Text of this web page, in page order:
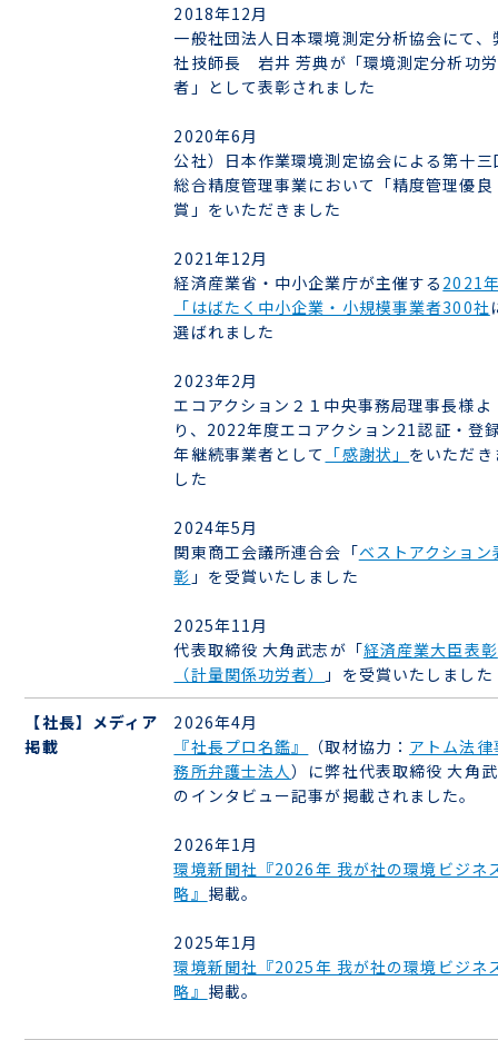
2018年12月
一般社団法人日本環境測定分析協会にて、
社技師長 岩井 芳典が「環境測定分析功労
者」として表彰されました
2020年6月
公社）日本作業環境測定協会による第十三
総合精度管理事業において「精度管理優良
賞」をいただきました
2021年12月
経済産業省・中小企業庁が主催する 2021
「はばたく中小企業・小規模事業者300社
選ばれました
2023年2月
エコアクション２１中央事務局理事長様よ
り、2022年度エコアクション21認証・登
年継続事業者として 「感謝状」 をいただき
した
2024年5月
関東商工会議所連合会「ベストアクション
彰 」を受賞いたしました
2025年11月
代表取締役 大角武志が「経済産業大臣表彰
（計量関係功労者）
」を受賞いたしました
【社長】メディア
掲載
2026年4月
『社長プロ名鑑』
（取材協力： アトム法律
務所弁護士法人）に弊社代表取締役 大角
のインタビュー記事が掲載されました。
2026年1月
環境新聞社『2026年 我が社の環境ビジネ
略』 掲載。
2025年1月
環境新聞社『2025年 我が社の環境ビジネ
略』 掲載。